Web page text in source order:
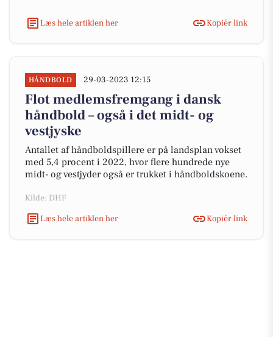
Læs hele artiklen her Kopiér link
HÅNDBOLD 29-03-2023 12:15
Flot medlemsfremgang i dansk
håndbold – også i det midt- og
vestjyske
Antallet af håndboldspillere er på landsplan vokset
med 5,4 procent i 2022, hvor flere hundrede nye
midt- og vestjyder også er trukket i håndboldskoene.
Kilde: DHF
Læs hele artiklen her
Kopiér link